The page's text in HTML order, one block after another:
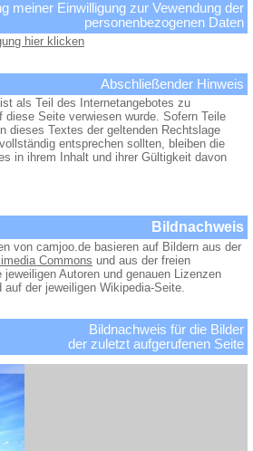
meiner Einwilligung zur Vewendung der
personenbezogenen Daten
hier klicken
Abschließender Hinweis
als Teil des Internetangebotes zu
diese Seite verwiesen wurde. Sofern Teile
dieses Textes der geltenden Rechtslage
entsprechen sollten, bleiben die
in ihrem Inhalt und ihrer Gültigkeit davon
Bildnachweis
von camjoo.de basieren auf Bildern aus der
Commons und aus der freien
jeweiligen Autoren und genauen Lizenzen
der jeweiligen Wikipedia-Seite.
Bildnachweis für die Bilder
der zuletzt aufgerufenen Seite